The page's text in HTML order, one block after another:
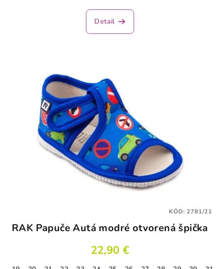
hodnotenie
produktu
Detail
RAK Papuče Autá modré otvorená špička
22,90 €
KÓD:2781/21